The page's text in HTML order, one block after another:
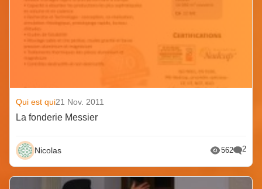
Qui est qui21 Nov. 2011
La fonderie Messier
Nicolas 562 2